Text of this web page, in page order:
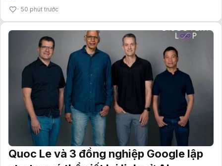
50 phút trước
Quoc Le và 3 đồng nghiệp Google lập